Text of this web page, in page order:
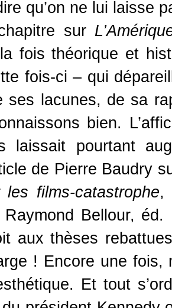
qu’on ne lui laisse
sur
fois théorique et
fois-ci – qui
ses lacunes, de sa
bien.
laissait pourtant
de Pierre Baudry
films-catastrophe,
Bellour,
aux thèses
! Encore une
Et tout